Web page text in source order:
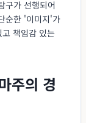
구가 선행되어
순한 '이미지'가
책임감 있는
주의 경